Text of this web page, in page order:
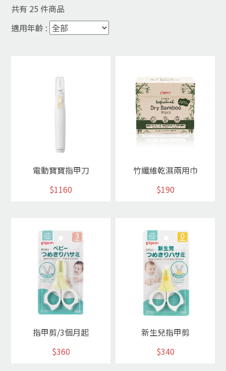
共有 25 件商品
適用年齡 :
電動寶寶指甲刀
$1160
竹纖維乾濕兩用巾
$190
指甲剪/3個月起
$360
新生兒指甲剪
$340